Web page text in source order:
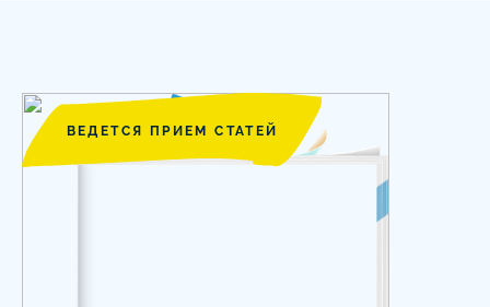
ВЕДЕТСЯ ПРИЕМ СТАТЕЙ